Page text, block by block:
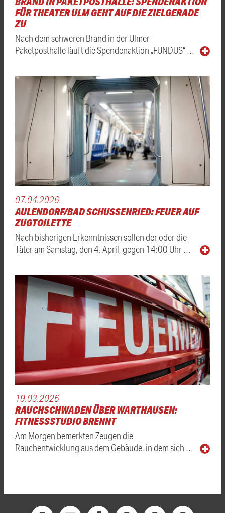
FÜR THEATER ULM GEHT AUF DIE ZIELGERADE
ZU
Nach dem schweren Brand in der Ulmer
Paketposthalle läuft die Spendenaktion „FUNDUS“ …
07.04.2026
AULENDORF/BAD SCHUSSENRIED: FEUER AUF
ZUGTOILETTE
Nach bisherigen Erkenntnissen sollen der oder die
Täter am Samstag, den 4. April, gegen 14:00 Uhr …
19.03.2026
RAUCHSCHWADEN ÜBER WARTHAUSEN:
FITNESSSTUDIO BRENNT
Am Morgen bemerkten Zeugen die
Rauchentwicklung aus dem Gebäude, in dem sich …